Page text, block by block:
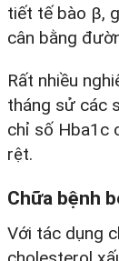
tiết tế bào β,
cân bằng
Rất nhiều
tháng sử các
chỉ số Hba1c
rệt.
Chữa bệnh
Với tác dụng